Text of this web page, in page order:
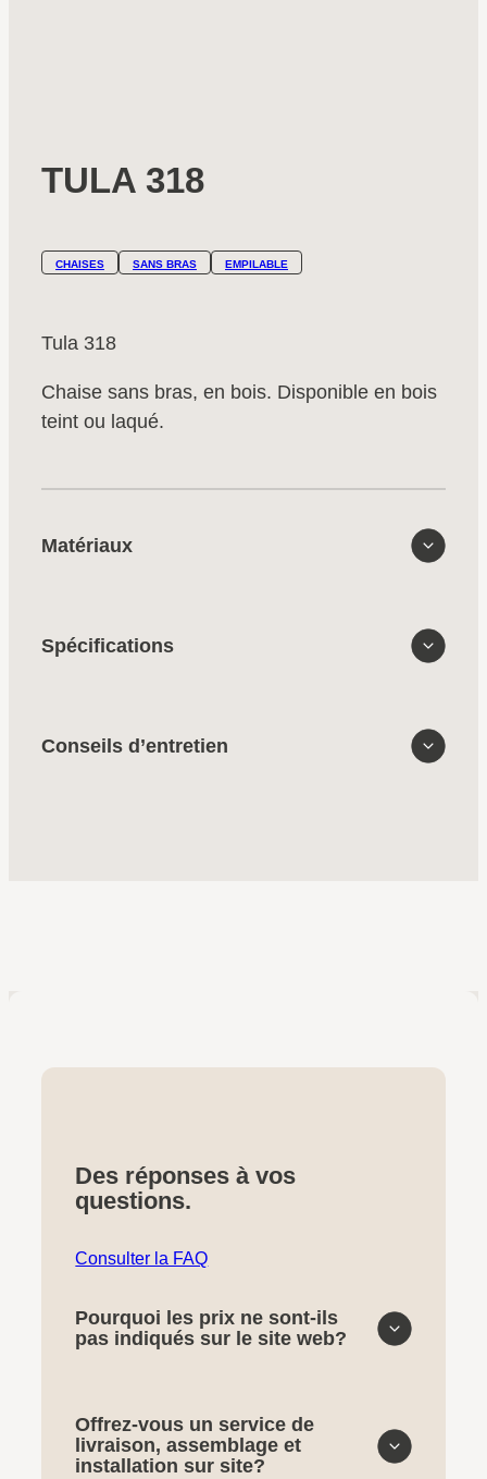
TULA 318
CHAISES SANS BRAS EMPILABLE
Tula 318
Chaise sans bras, en bois. Disponible en bois
teint ou laqué.
Matériaux
Spécifications
Conseils d’entretien
Des réponses à vos
questions.
Consulter la FAQ
Pourquoi les prix ne sont-ils
pas indiqués sur le site web?
Offrez-vous un service de
livraison, assemblage et
installation sur site?